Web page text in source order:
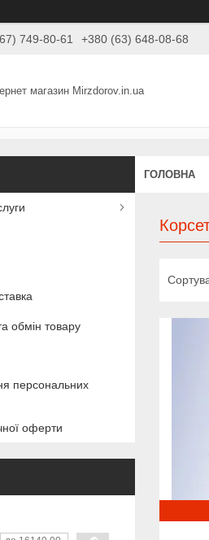
749-80-61 +380 (63) 648-08-68
магазин Mirzdorov.in.ua
ГОЛОВНА
обмін товару
персональних
оферти